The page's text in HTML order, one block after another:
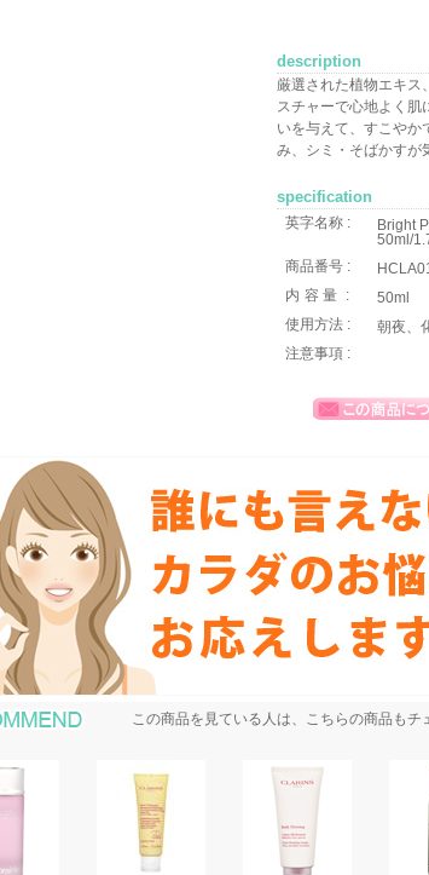
description
厳選された植物エキス
スチャーで心地よく肌
いを与えて、すこやか
み、シミ・そばかすが
specification
英字名称 :
Bright
50ml/
商品番号 :
内容量 :
50ml
使用方法 :
朝夜、
注意事項 :
おすすめ商品
この商品を見ている人は、こちらの商品もチ